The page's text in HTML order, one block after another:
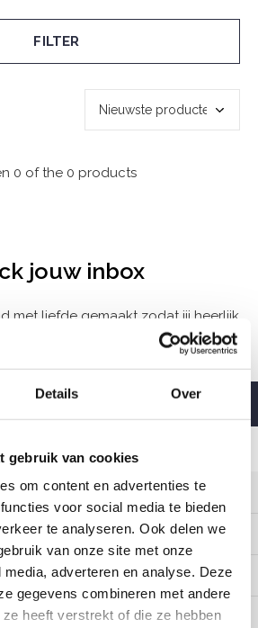
Details Over
gebruik van cookies
om content en advertenties te
voor social media te bieden
te analyseren. Ook delen we
van onze site met onze
adverteren en analyse. Deze
gegevens combineren met andere
heeft verstrekt of die ze hebben
FILTER
0 of the 0 products
jouw inbox
met liefde gemaakt zodat jij heerlijk